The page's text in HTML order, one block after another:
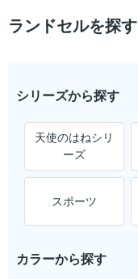
ランドセルを探す
シリーズから探す
天使のはねシリ
ーズ
スポーツ
カラーから探す